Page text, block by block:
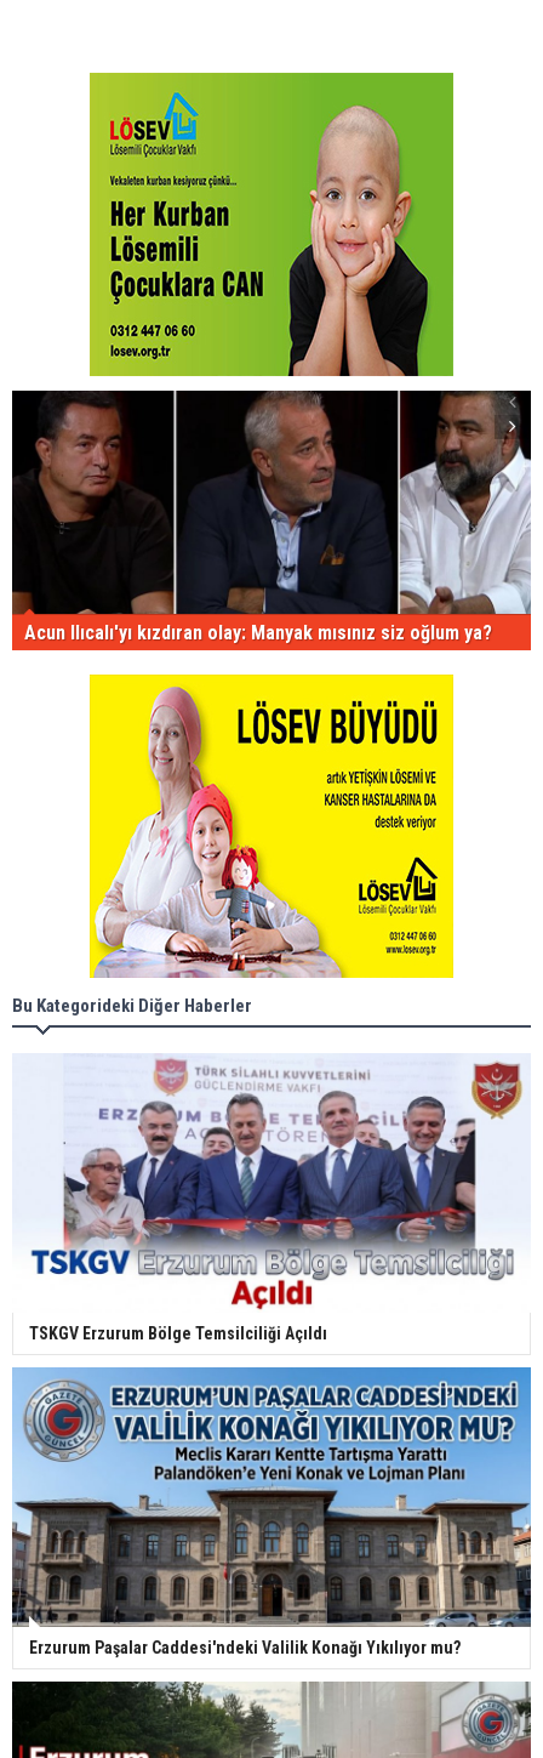
Acun Ilıcalı'yı kızdıran olay: Manyak mısınız siz oğlum ya?
Bu Kategorideki Diğer Haberler
TSKGV Erzurum Bölge Temsilciliği Açıldı
Erzurum Paşalar Caddesi'ndeki Valilik Konağı Yıkılıyor mu?